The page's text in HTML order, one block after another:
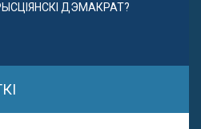
ДЭМАКРАТ?